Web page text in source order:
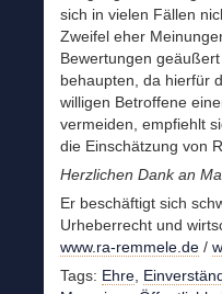
sich in vielen Fällen
Zweifel eher
Bewertungen
behaupten, da hierfür
willigen Betroffene
vermeiden, empfiehlt
die Einschätzung von
Herzlichen Dank an
Er beschäftigt sich
Urheberrecht und
www.ra-remmele.de /
Tags: Ehre